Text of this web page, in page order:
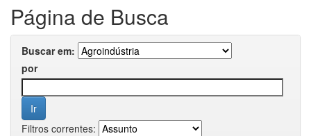
Página de Busca
Buscar em:
por
Filtros correntes: